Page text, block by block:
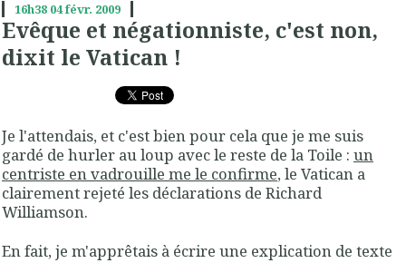
16h38 04févr. 2009
Evêque et négationniste, c'est non,
dixit le Vatican !
Je l'attendais, et c'est bien pour cela que je me suis
gardé de hurler au loup avec le reste de la Toile : un
centriste en vadrouille me le confirme, le Vatican a
clairement rejeté les déclarations de Richard
Williamson.
En fait, je m'apprêtais à écrire une explication de texte